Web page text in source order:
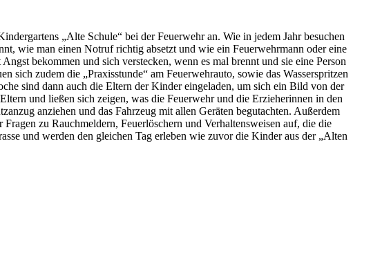
„Alte Schule“ bei der Feuerwehr an. Wie in jedem Jahr besuchen
wie man einen Notruf richtig absetzt und wie ein Feuerwehrmann oder eine
bekommen und sich verstecken, wenn es mal brennt und sie eine Person
sich zudem die „Praxisstunde“ am Feuerwehrauto, sowie das Wasserspritzen
sind dann auch die Eltern der Kinder eingeladen, um sich ein Bild von der
und ließen sich zeigen, was die Feuerwehr und die Erzieherinnen in den
anziehen und das Fahrzeug mit allen Geräten begutachten. Außerdem
zu Rauchmeldern, Feuerlöschern und Verhaltensweisen auf, die die
und werden den gleichen Tag erleben wie zuvor die Kinder aus der „Alten